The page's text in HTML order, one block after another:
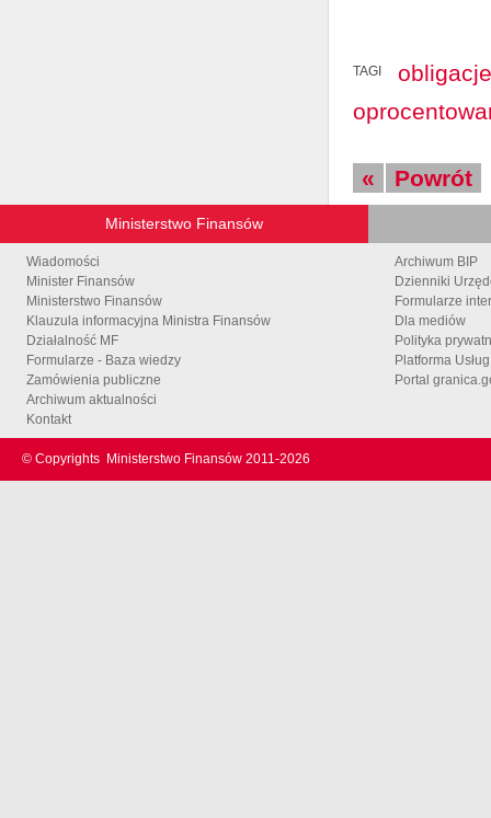
TAGI
obligacje
« Powrót
Ministerstwo Finansów
Wiadomości
Minister Finansów
Ministerstwo Finansów
Klauzula informacyjna Ministra Finansów
Działalność MF
Formularze - Baza wiedzy
Zamówienia publiczne
Archiwum aktualności
Kontakt
Archiwum BIP
Dzienniki
Formularze
Dla mediów
Polityka
Platforma
Portal
© Copyrights Ministerstwo Finansów 2011-2026